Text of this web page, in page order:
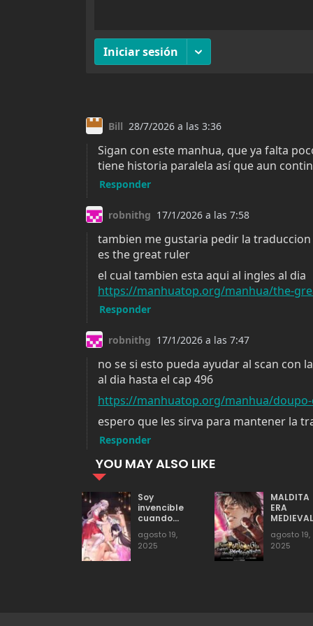
Capítulo 483 enero 18, 2026
Capítulo 479
Capítulo 477
Capítulo 475 enero 18, 2026 354
Capítulo 473 agosto 19, 2025 913
Capítulo 471
Capítulo 469 agosto 19, 2025
Capítulo 467 agosto 19, 2025
Capítulo 465
Capítulo 463 270
YOU MAY ALSO LIKE
Soy
invencible
cuando
mi diosa
agosto 19,
2025
MALDITA
ERA
MEDIEVAL
agosto 19,
2025